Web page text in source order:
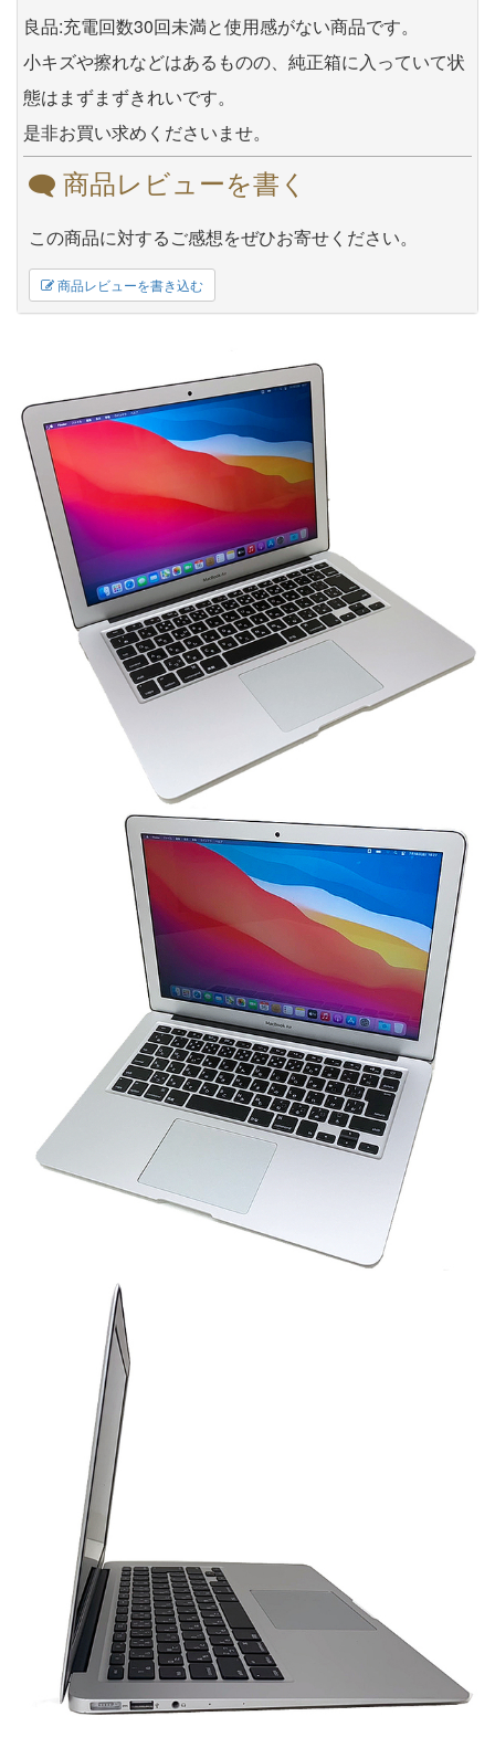
良品:充電回数30回未満と使用感がない商品です。
小キズや擦れなどはあるものの、純正箱に入っていて状
態はまずまずきれいです。
是非お買い求めくださいませ。
商品レビューを書く
この商品に対するご感想をぜひお寄せください。
商品レビューを書き込む